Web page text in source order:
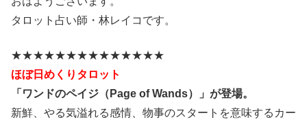
タロット占い師・林レイコです。
★★★★★★★★★★★★★★
ほぼ日めくりタロット
「ワンドのペイジ（Page of Wands）」が登場。
新鮮、やる気溢れる感情、物事のスタートを意味するカー